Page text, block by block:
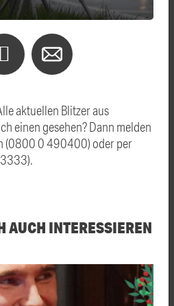
aktuellen Blitzer aus
einen gesehen? Dann melden
(0800 0 490400) oder per
AUCH INTERESSIEREN